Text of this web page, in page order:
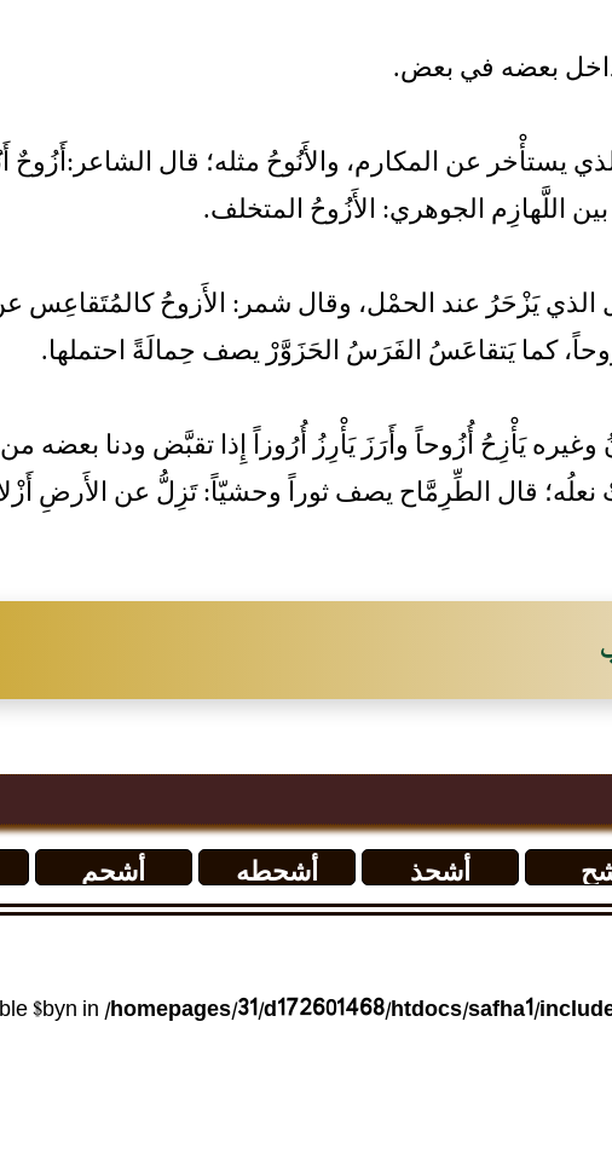
بعضه في بعض.
يستأْخر عن المكارم، والأَنُوحُ مثله؛ قال الشاعر:أَزُوحٌ
اللَّهازِم الجوهري: الأَزُوحُ المتخلف.
الذي يَزْحَرُ عند الحمْل، وقال شمر: الأَزوحُ كالمُتَقاعِس
كما يَتقاعَسُ الفَرَسُ الحَزَوَّرْ يصف حِمالَةً احتملها.
وغيره يَأْزِحُ أُزُوحاً وأَرَزَ يَأْرِزُ أُرُوزاً إِذا تقبَّض ودنا
قال الطِّرِمَّاح يصف ثوراً وحشيّاً: تَزِلُّ عن الأَرضِ
أشحذ أشحطه أشحم
$byn in/homepages/31/d172601468/htdocs/safha1/